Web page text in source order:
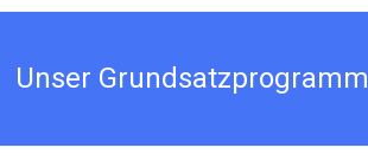
Unser Grundsatzprogramm